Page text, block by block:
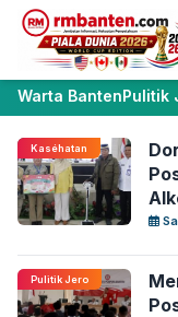
Warta BantenPulitik
Kaséhatan
Pulitik Jero